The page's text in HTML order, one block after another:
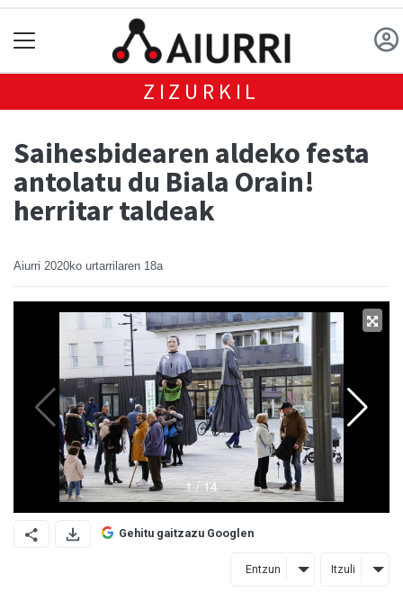
ZIZURKIL
Saihesbidearen aldeko festa
antolatu du Biala Orain!
herritar taldeak
Aiurri 2020ko urtarrilaren 18a
Gehitu gaitzazu Googlen
Entzun Itzuli